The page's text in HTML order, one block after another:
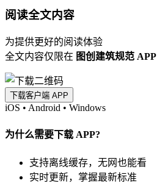
阅读全文内容
为提供更好的阅读体验
全文内容仅限在 图创建筑规范 APP
下载客户端 APP
iOS • Android • Windows
为什么需要下载 APP?
支持离线缓存，无网也能看
实时更新，掌握最新标准